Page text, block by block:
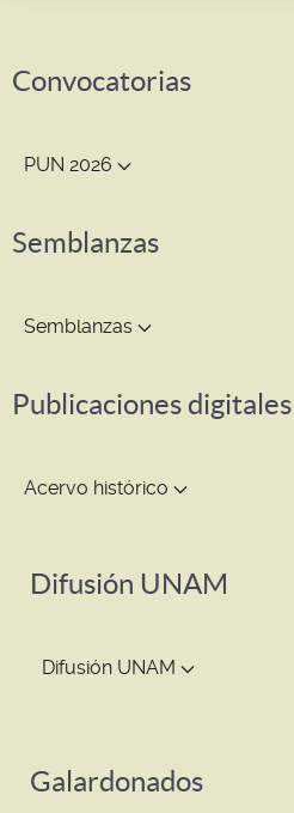
Convocatorias
PUN 2026
Semblanzas
Semblanzas
Publicaciones digitales
Acervo histórico
Difusión UNAM
Difusión UNAM
Galardonados